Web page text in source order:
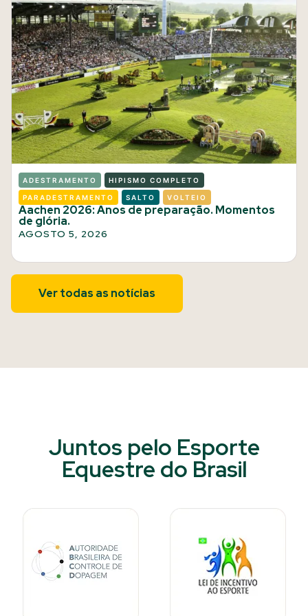
ADESTRAMENTO HIPISMO COMPLETO
PARADESTRAMENTO SALTO VOLTEIO
Aachen 2026: Anos de preparação. Momentos
de glória.
AGOSTO 5, 2026
Ver todas as notícias
Juntos pelo Esporte
Equestre do Brasil​